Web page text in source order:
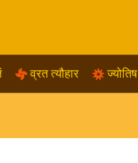
व्रत त्यौहार ज्योतिष